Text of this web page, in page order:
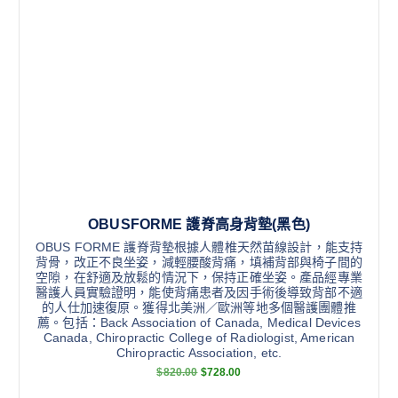
OBUSFORME 護脊高身背墊(黑色)
OBUS FORME 護脊背墊根據人體椎天然苗線設計，能支持
背骨，改正不良坐姿，減輕腰酸背痛，填補背部與椅子間的
空隙，在舒適及放鬆的情況下，保持正確坐姿。產品經專業
醫護人員實驗證明，能使背痛患者及因手術後導致背部不適
的人仕加速復原。獲得北美洲／歐洲等地多個醫護團體推
薦。包括：Back Association of Canada, Medical Devices
Canada, Chiropractic College of Radiologist, American
Chiropractic Association, etc.
$820.00 $728.00